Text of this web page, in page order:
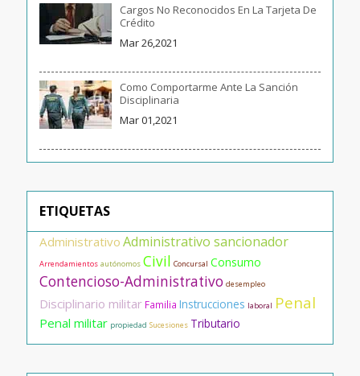
Cargos No Reconocidos En La Tarjeta De
Crédito
Mar 26,2021
Como Comportarme Ante La Sanción
Disciplinaria
Mar 01,2021
ETIQUETAS
Administrativo Administrativo sancionador
Arrendamientos autónomos Civil Concursal Consumo
Contencioso-Administrativo desempleo
Disciplinario militar Familia Instrucciones laboral Penal
Penal militar propiedad Sucesiones Tributario